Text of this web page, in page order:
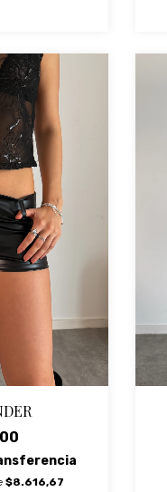
$8.616,67